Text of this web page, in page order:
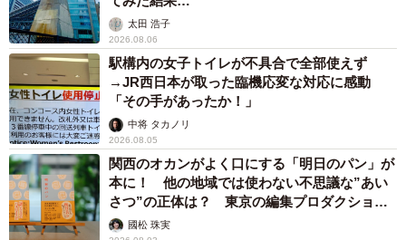
駅構内の女子トイレが不具合で全部使えず
→JR西日本が取った臨機応変な対応に感動
「その手があったか！」
中将 タカノリ
2026.08.05
関西のオカンがよく口にする「明日のパン」が
本に！ 他の地域では使わない不思議な”あい
さつ”の正体は？ 東京の編集プロダクション
がひも解く
國松 珠実
2026.08.03